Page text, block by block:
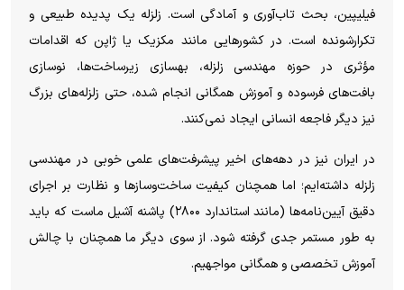
فیلیپین، بحث تاب‌آوری و آمادگی است. زلزله یک پدیده طبیعی و
تکرارشونده است. در کشورهایی مانند مکزیک یا ژاپن که اقدامات
مؤثری در حوزه مهندسی زلزله، بهسازی زیرساخت‌ها، نوسازی
بافت‌های فرسوده و آموزش همگانی انجام شده، حتی زلزله‌های بزرگ
نیز دیگر فاجعه انسانی ایجاد نمی‌کنند.
در ایران نیز در دهه‌های اخیر پیشرفت‌های علمی خوبی در مهندسی
زلزله داشته‌ایم؛ اما همچنان کیفیت ساخت‌وسازها و نظارت بر اجرای
دقیق آیین‌نامه‌ها (مانند استاندارد ۲۸۰۰) پاشنه آشیل ماست که باید
به طور مستمر جدی گرفته شود. از سوی دیگر ما همچنان با چالش
آموزش تخصصی و همگانی مواجهیم.